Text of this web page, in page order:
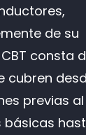
de su
consta
cubren
previas al
básicas